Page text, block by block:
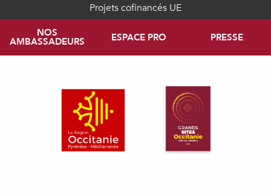
Projets cofinancés UE
NOS
AMBASSADEURS ESPACE PRO PRESSE